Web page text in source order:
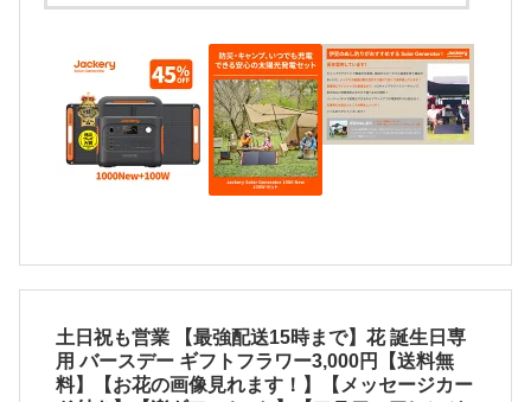
土日祝も営業 【最強配送15時まで】花 誕生日専
用 バースデー ギフトフラワー3,000円【送料無
料】【お花の画像見れます！】【メッセージカー